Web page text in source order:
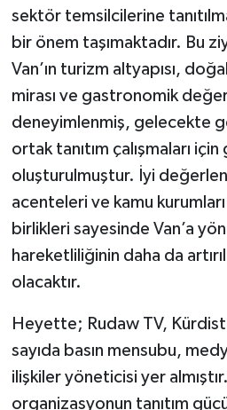
sektör temsilcilerine
bir önem taşımaktadır. Bu
Van’ın turizm altyapısı,
mirası ve gastronomik
deneyimlenmiş, gelecekte
ortak tanıtım çalışmaları
oluşturulmuştur. İyi
acenteleri ve kamu
birlikleri sayesinde Van’a
hareketliliğinin daha da
olacaktır.
Heyette; Rudaw TV,
sayıda basın mensubu,
ilişkiler yöneticisi yer
organizasyonun tanıtım